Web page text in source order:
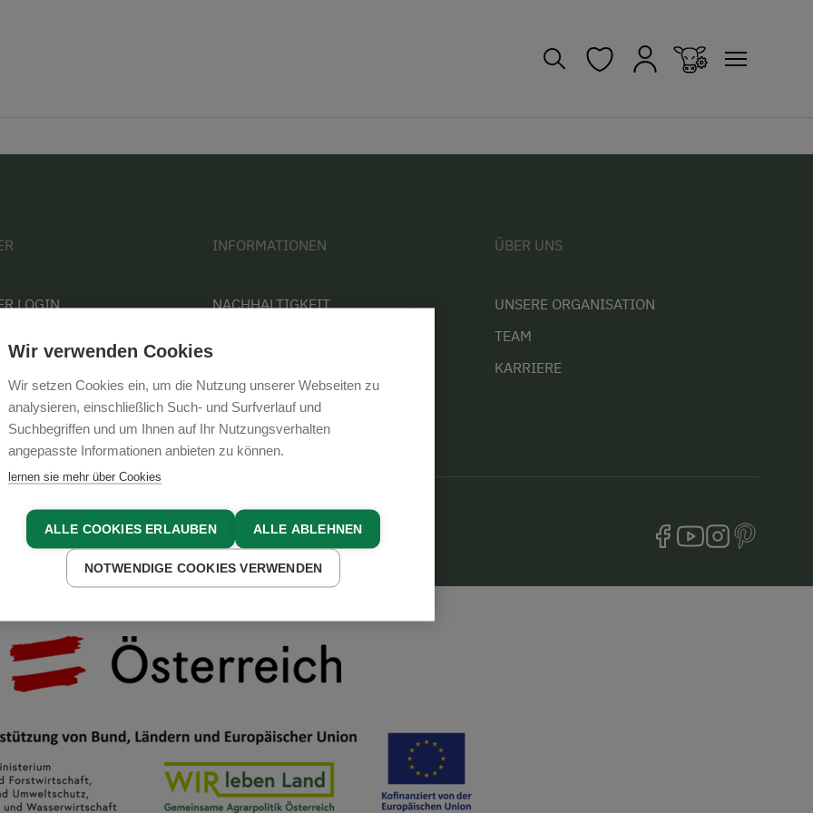
LOGIN
INFORMATIONEN
NACHHALTIGKEIT
BARRIEREFREIHEIT
COOKIE EINSTELLUNGEN
ÜBER UNS
UNSERE ORGANISATION
TEAM
KARRIERE
Wir verwenden Cookies
Wir setzen Cookies ein, um die Nutzung unserer Webseiten zu
analysieren, einschließlich Such- und Surfverlauf und
Suchbegriffen und um Ihnen auf Ihr Nutzungsverhalten
angepasste Informationen anbieten zu können.
lernen sie mehr über Cookies
ALLE COOKIES ERLAUBEN ALLE ABLEHNEN
NOTWENDIGE COOKIES VERWENDEN